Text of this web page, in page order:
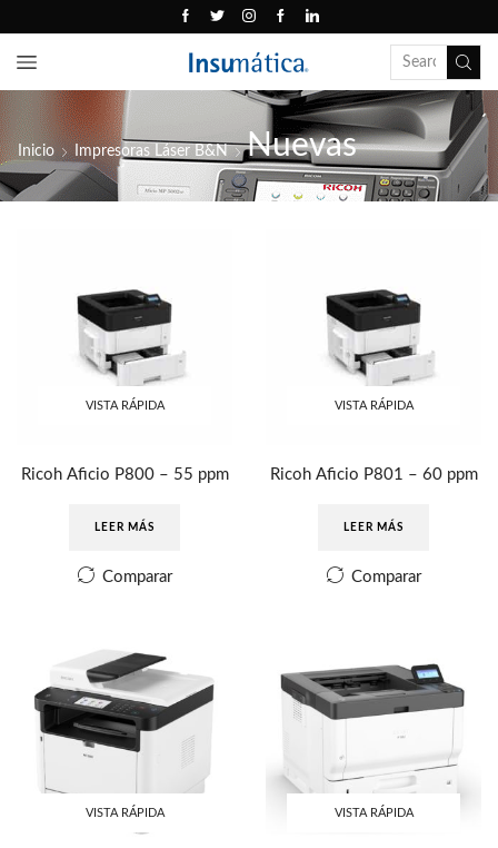
Inicio Impresoras Láser B&N Nuevas
VISTA RÁPIDA
Ricoh Aficio P800 – 55 ppm
LEER MÁS
Comparar
VISTA RÁPIDA
Ricoh Aficio P801 – 60 ppm
LEER MÁS
Comparar
VISTA RÁPIDA VISTA RÁPIDA